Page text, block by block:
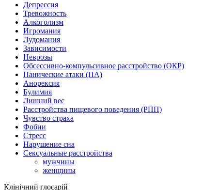
Депрессия
Тревожность
Алкоголизм
Игромания
Лудомания
Зависимости
Неврозы
Обсессивно-компульсивное расстройство (ОКР)
Панические атаки (ПА)
Анорексия
Булимия
Лишний вес
Расстройства пищевого поведения (РПП)
Чувство страха
Фобии
Стресс
Нарушение сна
Сексуальные расстройства
мужчины
женщины
Клінічний глосарій